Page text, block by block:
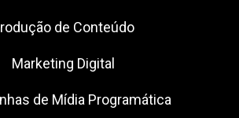
de Conteúdo
Marketing Digital
de Mídia Programática